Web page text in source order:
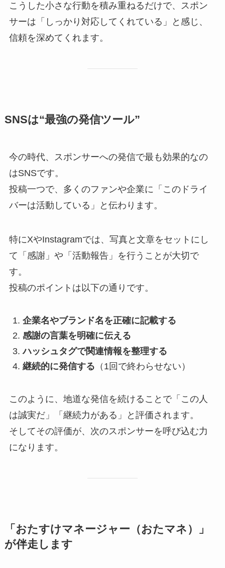
こうした小さな行動を積み重ねるだけで、スポン
サーは「しっかり対応してくれている」と感じ、
信頼を深めてくれます。
SNSは“最強の発信ツール”
今の時代、スポンサーへの発信で最も効果的なの
はSNSです。
投稿一つで、多くのファンや企業に「このドライ
バーは活動している」と伝わります。
特にXやInstagramでは、写真と文章をセットにし
て「感謝」や「活動報告」を行うことが大切で
す。
投稿のポイントは以下の通りです。
企業名やブランド名を正確に記載する
感謝の言葉を明確に伝える
ハッシュタグで関連情報を整理する
継続的に発信する （1回で終わらせない）
このように、地道な発信を続けることで「この人
は誠実だ」「継続力がある」と評価されます。
そしてその評価が、次のスポンサーを呼び込む力
になります。
「おたすけマネージャー（おたマネ）」
が伴走します